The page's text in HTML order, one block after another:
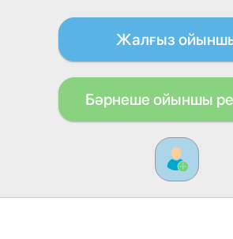
Жалғыз
Бәрнеше ойыншы